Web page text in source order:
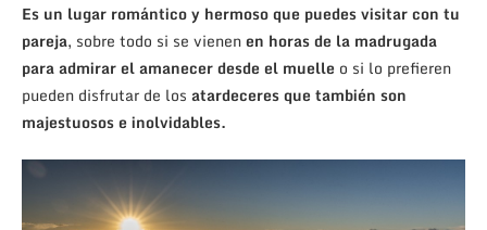
Es un lugar romántico y hermoso que puedes visitar con tu
pareja, sobre todo si se vienenen horas de la madrugada
para admirar el amanecer desde el muelle o si lo prefieren
pueden disfrutar de los atardeceres que también son
majestuosos e inolvidables.